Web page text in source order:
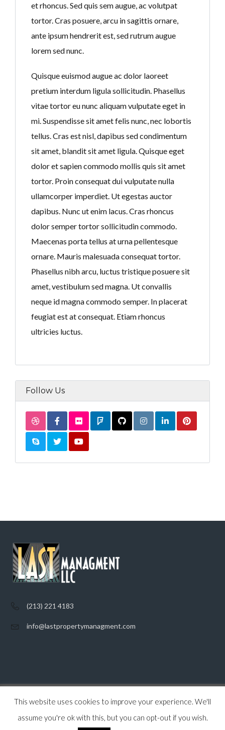
et rhoncus. Sed quis sem augue, ac volutpat
tortor. Cras posuere, arcu in sagittis ornare,
ante ipsum hendrerit est, sed rutrum augue
lorem sed nunc.
Quisque euismod augue ac dolor laoreet
pretium interdum ligula sollicitudin. Phasellus
vitae tortor eu nunc aliquam vulputate eget in
mi. Suspendisse sit amet felis nunc, nec lobortis
tellus. Cras est nisl, dapibus sed condimentum
sit amet, blandit sit amet ligula. Quisque eget
dolor et sapien commodo mollis quis sit amet
tortor. Proin consequat dui vulputate nulla
ullamcorper imperdiet. Ut egestas auctor
dapibus. Nunc ut enim lacus. Cras rhoncus
dolor semper tortor sollicitudin commodo.
Maecenas porta tellus at urna pellentesque
ornare. Mauris malesuada consequat tortor.
Phasellus nibh arcu, luctus tristique posuere sit
amet, vestibulum sed magna. Ut convallis
neque id magna commodo semper. In placerat
feugiat est at consequat. Etiam rhoncus
ultricies luctus.
Follow Us
(213) 221 4183
info@lastpropertymanagment.com
Home Listings Contact Privacy Policy
© 2026 Last Property Management, All Rights Reserved.Back to top
This website uses cookies to improve your experience. We'll
assume you're ok with this, but you can opt-out if you wish.